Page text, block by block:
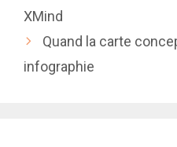
XMind
Quand la carte
infographie